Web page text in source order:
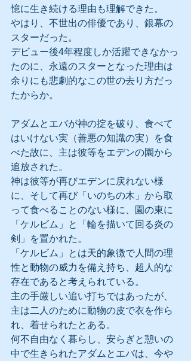
憶に生き続ける理由も理解できた。
やはり、不世出の俳優であり、銀幕の
スターだった。
デビュー後4年程度しか活躍できなかっ
たのに、永遠のスターとなった理由は
余りにも悲劇的なこの世の去り方だっ
たからか。
アダムとエバが神の掟を破り、食べて
はいけない実（善悪の知識の実）を食
べた故に、主は彼等をエデンの園から
追放された。
神は彼等が再びエデンに戻れない様
に、そして再び「いのちの木」から取
って食べることのない様に、園の東に
「ケルビム」と「輪を描いて回る炎の
剣」を置かれた。
「ケルビム」とは天的象徴で人間の理
性と動物の威力を備え持ち、超人的な
存在であると考えられている。
主の手厳しい追い打ちではあったが、
主は二人のために動物の皮で衣を作ら
れ、着せられたとある。
何不自由なく暮らし、安らぎと憩いの
中で生きられたアダムとエバは、今や